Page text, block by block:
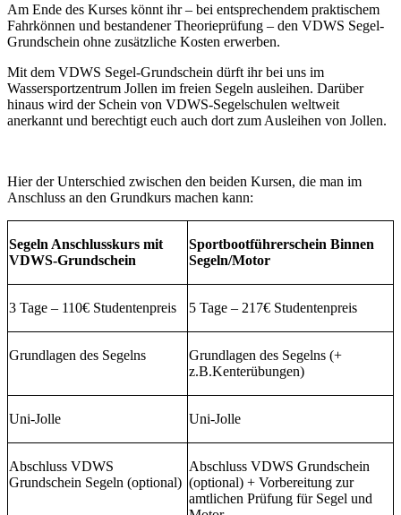
Am Ende des Kurses könnt ihr – bei entsprechendem praktischem
Fahrkönnen und bestandener Theorieprüfung – den VDWS Segel-
Grundschein ohne zusätzliche Kosten erwerben.
Mit dem VDWS Segel-Grundschein dürft ihr bei uns im
Wassersportzentrum Jollen im freien Segeln ausleihen. Darüber
hinaus wird der Schein von VDWS-Segelschulen weltweit
anerkannt und berechtigt euch auch dort zum Ausleihen von Jollen.
Hier der Unterschied zwischen den beiden Kursen, die man im
Anschluss an den Grundkurs machen kann:
Segeln Anschlusskurs mit
VDWS-Grundschein
Sportbootführerschein Binnen
Segeln/Motor
3 Tage – 110€ Studentenpreis 5 Tage – 217€ Studentenpreis
Grundlagen des Segelns
Grundlagen des Segelns (+
z.B.Kenterübungen)
Uni-Jolle Uni-Jolle
Abschluss VDWS
Grundschein Segeln (optional)
Abschluss VDWS Grundschein
(optional) + Vorbereitung zur
amtlichen Prüfung für Segel und